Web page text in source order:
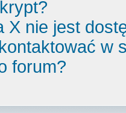
X nie jest
w
forum?